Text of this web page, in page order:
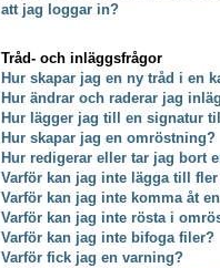
att jag loggar in?
Tråd- och inläggsfrågor
Hur skapar jag en ny tråd i en
Hur ändrar och raderar jag
Hur lägger jag till en signatur
Hur skapar jag en omröstning?
Hur redigerar eller tar jag bort
Varför kan jag inte lägga till
Varför kan jag inte komma åt
Varför kan jag inte rösta i
Varför kan jag inte bifoga filer?
Varför fick jag en varning?